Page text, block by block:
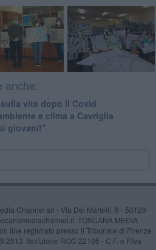
anche:
vita dopo il Covid
e clima a Cavriglia
giovani!"
Channel srl - Via Dei Martelli, 8 - 50129
TOSCANA MEDIA
line registrato presso il Tribunale di Firenze
Iscrizione ROC 22105 - C.F. e P.Iva